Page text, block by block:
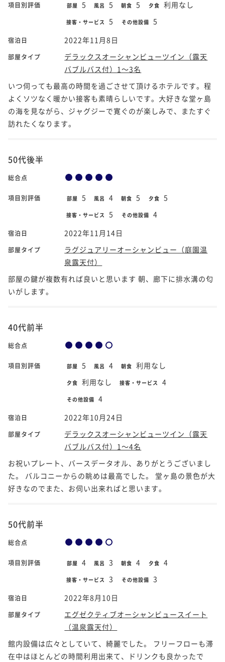
項目別評価 部屋 5 風呂 5 朝食 5 夕食 利用なし
接客・サービス 5 その他設備 5
宿泊日 2022年11月8日
部屋タイプ
デラックスオーシャンビューツイン（露天
バブルバス付）1～3名
いつ伺っても最高の時間を過ごさせて頂けるホテルです。程
よくソツなく暖かい接客も素晴らしいです。大好きな堂ヶ島
の海を見ながら、ジャグジーで寛ぐのが楽しみで、またすぐ
訪れたくなります。
50代後半
総合点
項目別評価 部屋 5 風呂 4 朝食 5 夕食 5
接客・サービス 5 その他設備 4
宿泊日 2022年11月14日
部屋タイプ
ラグジュアリーオーシャンビュー（庭園温
泉露天付）
部屋の鍵が複数有れば良いと思います 朝、廊下に排水溝の匂
いがします。
40代前半
総合点
項目別評価 部屋 5 風呂 4 朝食 利用なし
夕食 利用なし 接客・サービス 4
その他設備 4
宿泊日 2022年10月24日
部屋タイプ
デラックスオーシャンビューツイン（露天
バブルバス付）1～4名
お祝いプレート、バースデータオル、ありがとうございまし
た。 バルコニーからの眺めは最高でした。 堂ヶ島の景色が大
好きなのでまた、お伺い出来ればと思います。
50代前半
総合点
項目別評価 部屋 4 風呂 3 朝食 4 夕食 4
接客・サービス 3 その他設備 3
宿泊日 2022年8月10日
部屋タイプ
エグゼクティブオーシャンビュースイート
（温泉露天付）
館内設備は広々としていて、綺麗でした。 フリーフローも滞
在中はほとんどの時間利用出来て、ドリンクも良かったで